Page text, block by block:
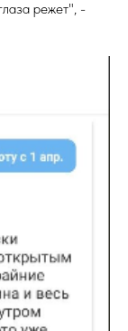
режет", -